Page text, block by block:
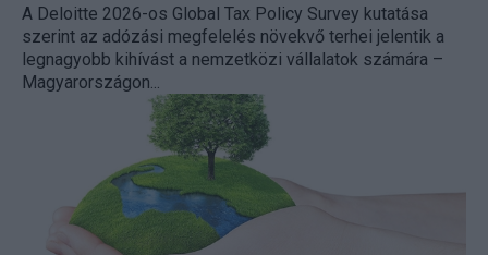
A Deloitte 2026-os Global Tax Policy Survey kutatása
szerint az adózási megfelelés növekvő terhei jelentik a
legnagyobb kihívást a nemzetközi vállalatok számára –
Magyarországon...